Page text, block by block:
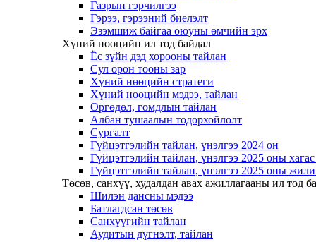
Газрын гэрчилгээ
Гэрээ, гэрээний биелэлт
Эзэмшиж байгаа оюуны өмчийн эрх
Хүний нөөцийн ил тод байдал
Ёс зүйн дэд хорооны тайлан
Сул орон тооны зар
Хүний нөөцийн стратеги
Хүний нөөцийн мэдээ, тайлан
Өргөдөл, гомдлын тайлан
Албан тушаалын тодорхойлолт
Сургалт
Гүйцэтгэлийн тайлан, үнэлгээ 2024 он
Гүйцэтгэлийн тайлан, үнэлгээ 2025 оны
Гүйцэтгэлийн тайлан, үнэлгээ 2025 оны
Төсөв, санхүү, худалдан авах ажиллагааны ил тод
Шилэн дансны мэдээ
Батлагдсан төсөв
Санхүүгийн тайлан
Аудитын дүгнэлт, тайлан